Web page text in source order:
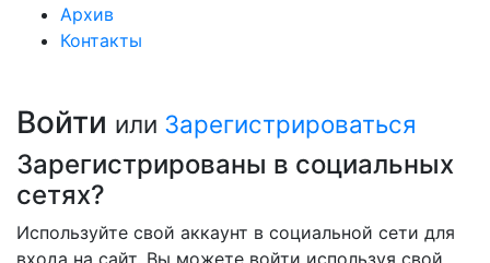
Архив
Контакты
Войти или Зарегистрироваться
Зарегистрированы в социальных
сетях?
Используйте свой аккаунт в социальной сети для
входа на сайт. Вы можете войти используя свой